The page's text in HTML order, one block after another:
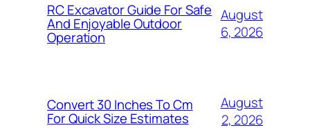
RC Excavator Guide For Safe
And Enjoyable Outdoor
Operation
August
6, 2026
Convert 30 Inches To Cm
For Quick Size Estimates
August
2, 2026